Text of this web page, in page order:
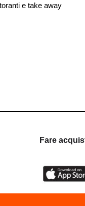
e take away
Fare